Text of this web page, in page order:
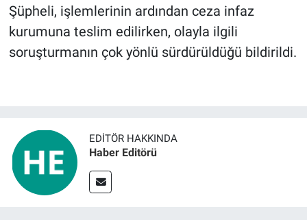
Şüpheli, işlemlerinin ardından ceza infaz
kurumuna teslim edilirken, olayla ilgili
soruşturmanın çok yönlü sürdürüldüğü bildirildi.
EDITÖR HAKKINDA
Haber Editörü